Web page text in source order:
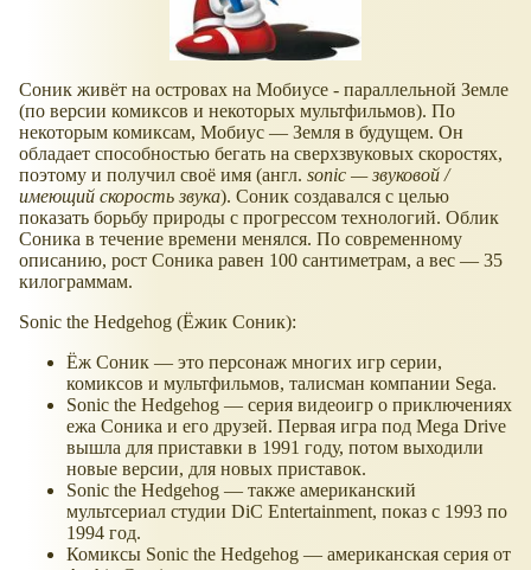
Соник живёт на островах на Мобиусе - параллельной Земле
(по версии комиксов и некоторых мультфильмов). По
некоторым комиксам, Мобиус — Земля в будущем. Он
обладает способностью бегать на сверхзвуковых скоростях,
поэтому и получил своё имя (англ. sonic — звуковой /
имеющий скорость звука). Соник создавался с целью
показать борьбу природы с прогрессом технологий. Облик
Соника в течение времени менялся. По современному
описанию, рост Соника равен 100 сантиметрам, а вес — 35
килограммам.
Sonic the Hedgehog (Ёжик Соник):
Ёж Соник — это персонаж многих игр серии,
комиксов и мультфильмов, талисман компании Sega.
Sonic the Hedgehog — серия видеоигр о приключениях
ежа Соника и его друзей. Первая игра под Mega Drive
вышла для приставки в 1991 году, потом выходили
новые версии, для новых приставок.
Sonic the Hedgehog — также американский
мультсериал студии DiC Entertainment, показ с 1993 по
1994 год.
Комиксы Sonic the Hedgehog — американская серия от